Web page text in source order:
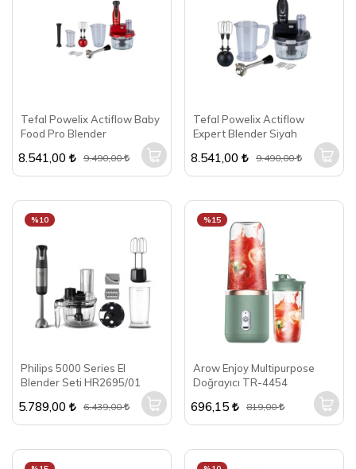
Tefal Powelix Actiflow Baby
Food Pro Blender
8.541,00 9.490,00
Tefal Powelix Actiflow
Expert Blender Siyah
8.541,00 9.490,00
Philips 5000 Series El
Blender Seti HR2695/01
%10
5.789,00 6.439,00
Arow Enjoy Multipurpose
Doğrayıcı TR-4454
%15
696,15 819,00